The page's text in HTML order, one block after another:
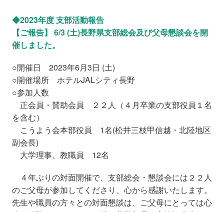
◆2023年度 支部活動報告
【ご報告】 6/3 (土)長野県支部総会及び父母懇談会を開
催しました。
○開催日 2023年6月3日 (土)
○開催場所 ホテルJALシティ長野
○参加人数
正会員・賛助会員 ２２人（４月卒業の支部役員１名
を含む）
こうよう会本部役員 1名(松井三枝甲信越・北陸地区
副会長)
大学理事、教職員 12名
４年ぶりの対面開催で、支部総会・懇談会には２２人
のご父母が参加してくださり、心から感謝いたします。
先生や職員の方々との対面懇談は、ご父母にとっては心